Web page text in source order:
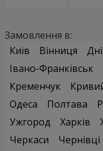
Замовлення в:
Київ
Вінниця
Івано-Франківськ
Кременчук
Одеса
Полтава
Ужгород
Харків
Черкаси
Чернівці